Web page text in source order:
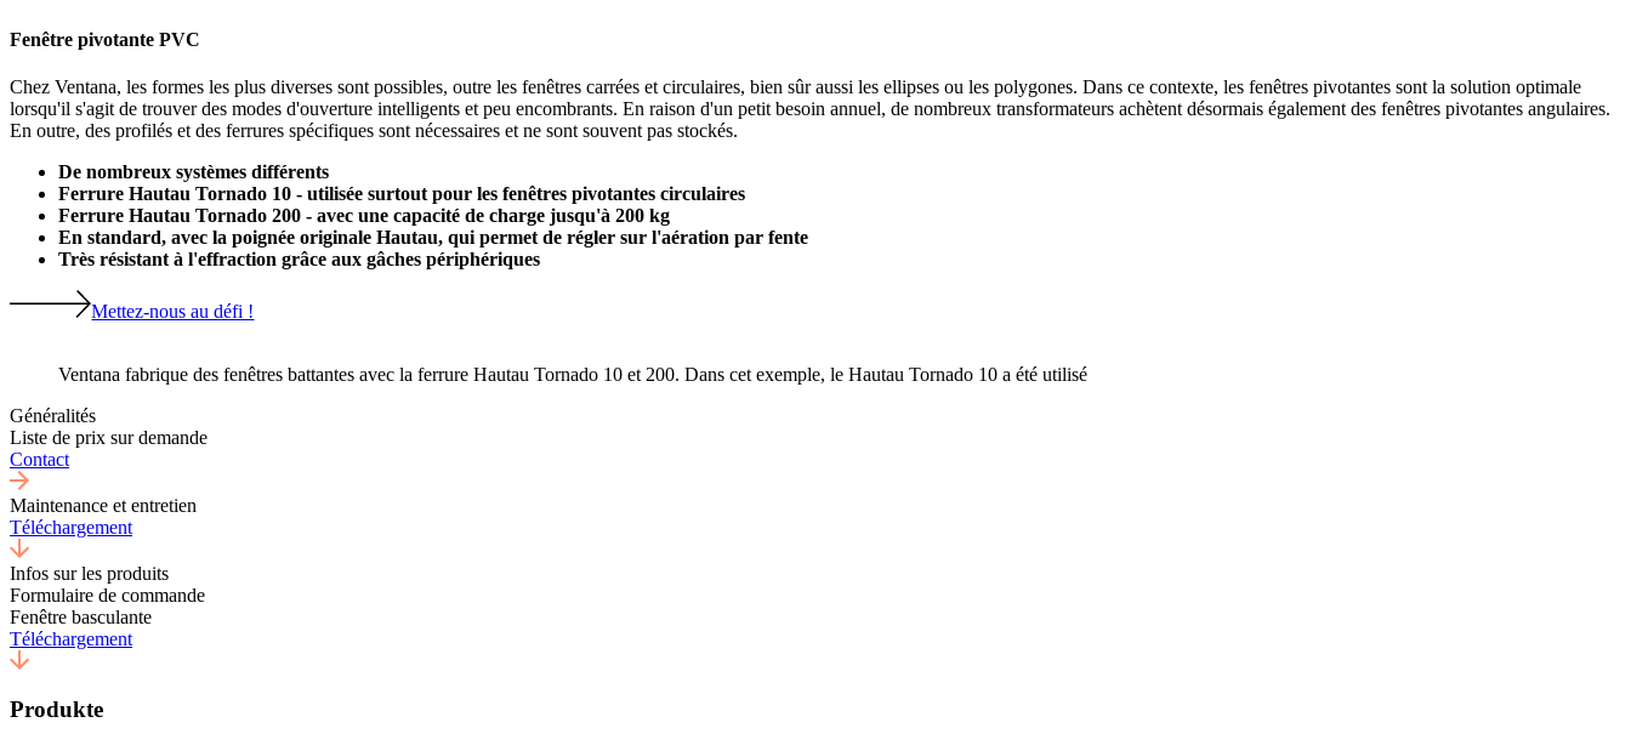
Fenêtre pivotante PVC
Chez Ventana, les formes les plus diverses sont possibles, outre les fenêtres carrées et circulaires, bien sûr aussi les ellipses ou les polygones. Dans ce contexte, les fenêtres pivotantes sont la solution optimale
lorsqu'il s'agit de trouver des modes d'ouverture intelligents et peu encombrants. En raison d'un petit besoin annuel, de nombreux transformateurs achètent désormais également des fenêtres pivotantes angulaires.
En outre, des profilés et des ferrures spécifiques sont nécessaires et ne sont souvent pas stockés.
De nombreux systèmes différents
Ferrure Hautau Tornado 10 - utilisée surtout pour les fenêtres pivotantes circulaires
Ferrure Hautau Tornado 200 - avec une capacité de charge jusqu'à 200 kg
En standard, avec la poignée originale Hautau, qui permet de régler sur l'aération par fente
Très résistant à l'effraction grâce aux gâches périphériques
Mettez-nous au défi !
Ventana fabrique des fenêtres battantes avec la ferrure Hautau Tornado 10 et 200. Dans cet exemple, le Hautau Tornado 10 a été utilisé
Généralités
Liste de prix sur demande
Contact
Maintenance et entretien
Téléchargement
Infos sur les produits
Formulaire de commande
Fenêtre basculante
Téléchargement
Produkte